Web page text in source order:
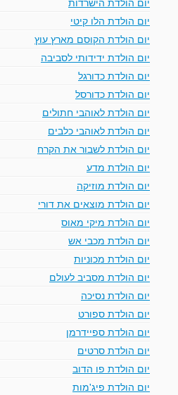
יום הולדת הלו קיטי
יום הולדת הקוסם מארץ עוץ
יום הולדת ידידותי לסביבה
יום הולדת כדורגל
יום הולדת כדורסל
יום הולדת לאוהבי חתולים
יום הולדת לאוהבי כלבים
יום הולדת לשבור את הקרח
יום הולדת מדע
יום הולדת מוזיקה
יום הולדת מוצאים את דורי
יום הולדת מיקי מאוס
יום הולדת מכבי אש
יום הולדת מכוניות
יום הולדת מסביב לעולם
יום הולדת נסיכה
יום הולדת ספורט
יום הולדת ספיידרמן
יום הולדת סרטים
יום הולדת פו הדוב
יום הולדת פיג'מות